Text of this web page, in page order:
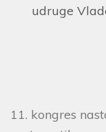
udruge
11. kongres